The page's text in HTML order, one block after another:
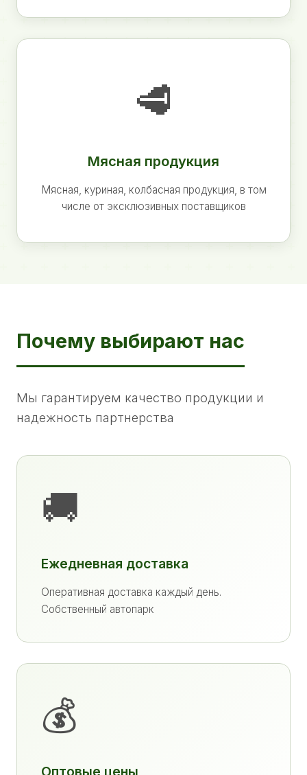
🥩
Мясная продукция
Мясная, куриная, колбасная продукция, в том
числе от эксклюзивных поставщиков
Почему выбирают нас
Мы гарантируем качество продукции и
надежность партнерства
🚚
Ежедневная доставка
Оперативная доставка каждый день.
Собственный автопарк
💰
Оптовые цены